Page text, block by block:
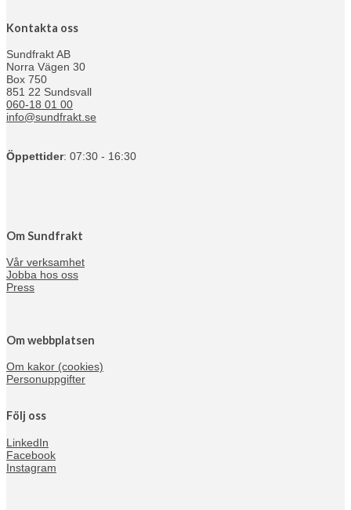
Kontakta oss
Sundfrakt AB
Norra Vägen 30
Box 750
851 22 Sundsvall
060-18 01 00
info@sundfrakt.se
Öppettider: 07:30 - 16:30
Om Sundfrakt
Vår verksamhet
Jobba hos oss
Press
Om webbplatsen
Om kakor (cookies)
Personuppgifter
Följ oss
LinkedIn
Facebook
Instagram